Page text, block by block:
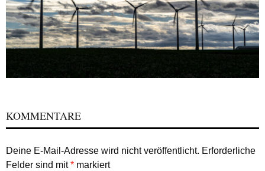
KOMMENTARE
Deine E-Mail-Adresse wird nicht veröffentlicht. Erforderliche
Felder sind mit* markiert